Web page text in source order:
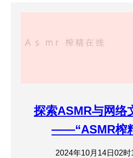
探索ASMR与网络
——“ASMR榨
2024年10月14日02